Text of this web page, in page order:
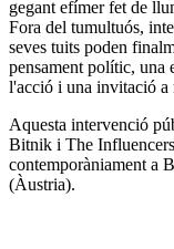
gegant efímer fet de
Fora del tumultuós,
seves tuits poden
pensament polític, una
l'acció i una invitació a
Aquesta intervenció
Bitnik i The
contemporàniament a
(Àustria).